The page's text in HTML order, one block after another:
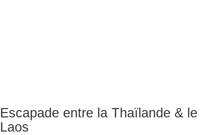
Escapade entre la Thaïlande & le
Laos